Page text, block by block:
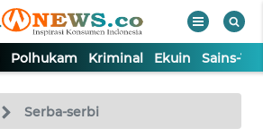
Polhukam Kriminal Ekuin Sains-
Serba-serbi